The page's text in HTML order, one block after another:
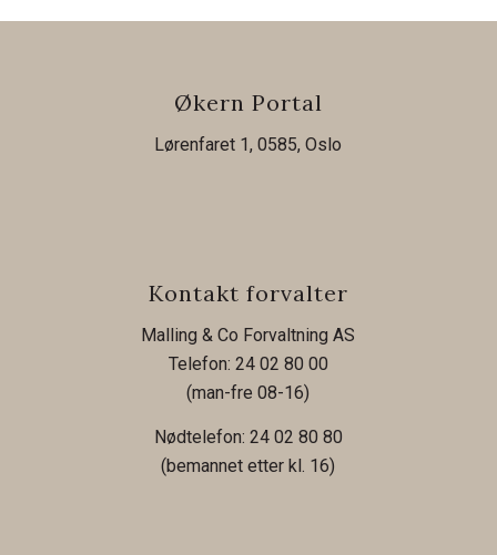
Økern Portal
Lørenfaret 1, 0585, Oslo
Kontakt forvalter
Malling & Co Forvaltning AS
Telefon: 24 02 80 00
(man-fre 08-16)
Nødtelefon: 24 02 80 80
(bemannet etter kl. 16)